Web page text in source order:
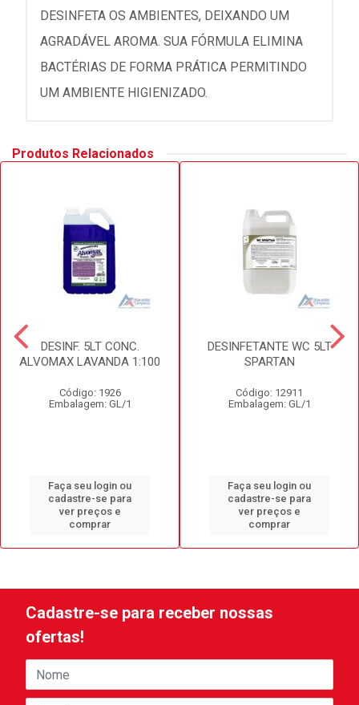
DESINFETA OS AMBIENTES, DEIXANDO UM
AGRADÁVEL AROMA. SUA FÓRMULA ELIMINA
BACTÉRIAS DE FORMA PRÁTICA PERMITINDO
UM AMBIENTE HIGIENIZADO.
Produtos Relacionados
DESINF. 5LT CONC.
ALVOMAX LAVANDA 1:100
Código: 1926
Embalagem: GL/1
Faça seu login ou
cadastre-se para
ver preços e
comprar
DESINFETANTE WC 5LT
SPARTAN
Código: 12911
Embalagem: GL/1
Faça seu login ou
cadastre-se para
ver preços e
comprar
Cadastre-se para receber nossas
ofertas!